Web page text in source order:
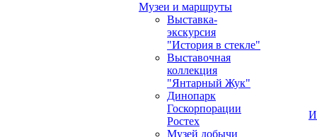
Музеи и маршруты
Выставка-
экскурсия
"История в стекле"
Выставочная
коллекция
"Янтарный Жук"
Динопарк
Госкорпорации
Ростех
Музей добычи